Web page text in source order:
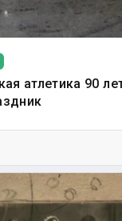
атлетика 90